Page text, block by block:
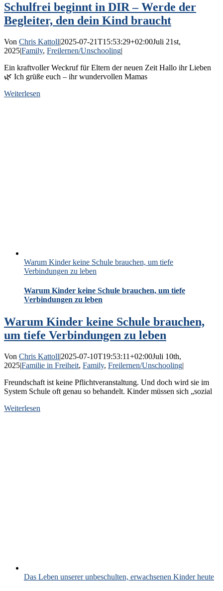
Schulfrei beginnt in DIR – Werde der
Begleiter, den dein Kind braucht
Von Chris Kattoll|2025-07-21T15:53:29+02:00Juli 21st,
2025|Family, Freilernen/Unschooling|
Ein kraftvoller Weckruf für Eltern der neuen Zeit Hallo ihr Lieben
🌿 Ich grüße euch – ihr wundervollen Mamas
Weiterlesen
Warum Kinder keine Schule brauchen, um tiefe
Verbindungen zu leben
Warum Kinder keine Schule brauchen, um tiefe
Verbindungen zu leben
Warum Kinder keine Schule brauchen,
um tiefe Verbindungen zu leben
Von Chris Kattoll|2025-07-10T19:53:11+02:00Juli 10th,
2025|Familie in Freiheit, Family, Freilernen/Unschooling|
Freundschaft ist keine Pflichtveranstaltung. Und doch wird sie im
System Schule oft genau so behandelt. Kinder müssen sich „sozial
Weiterlesen
Das Leben unserer unbeschulten, erwachsenen Kinder heute